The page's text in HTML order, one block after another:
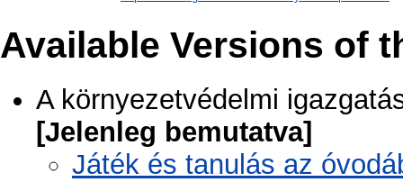
Available Versions of
A környezetvédelmi
[Jelenleg bemutatva]
Játék és tanulás az